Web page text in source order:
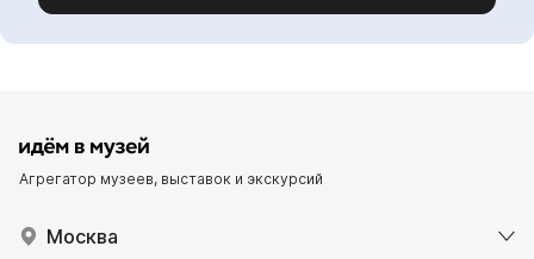
Агрегатор музеев, выставок и экскурсий
Москва